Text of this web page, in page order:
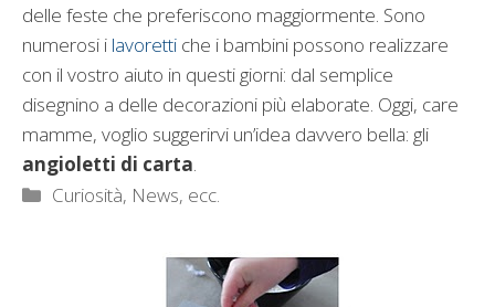
delle feste che preferiscono maggiormente. Sono
numerosi i lavoretti che i bambini possono realizzare
con il vostro aiuto in questi giorni: dal semplice
disegnino a delle decorazioni più elaborate. Oggi, care
mamme, voglio suggerirvi un’idea davvero bella: gli
angioletti di carta.
Categorie
Curiosità, News, ecc.